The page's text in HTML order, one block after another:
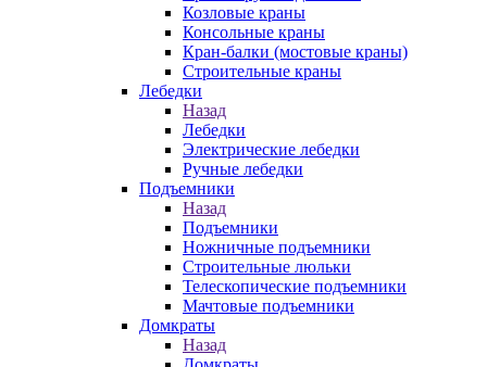
Козловые краны
Консольные краны
Кран-балки (мостовые краны)
Строительные краны
Лебедки
Назад
Лебедки
Электрические лебедки
Ручные лебедки
Подъемники
Назад
Подъемники
Ножничные подъемники
Строительные люльки
Телескопические подъемники
Мачтовые подъемники
Домкраты
Назад